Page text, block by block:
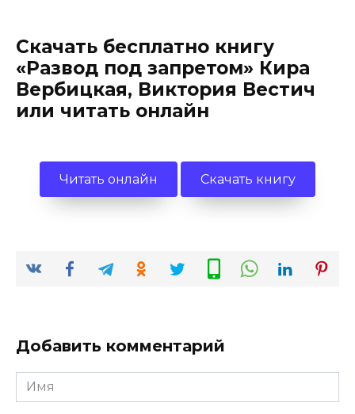
Скачать бесплатно книгу
«Развод под запретом» Кира
Вербицкая, Виктория Вестич
или читать онлайн
Читать онлайн Скачать книгу
Добавить комментарий
Имя
*